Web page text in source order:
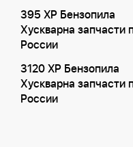
395 XP Бензопила
Хускварна запчасти
России
3120 XP Бензопила
Хускварна запчасти
России